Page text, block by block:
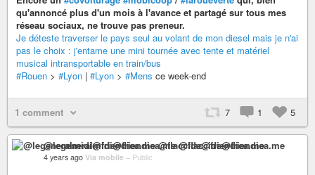
qu'annoncé plus d'un mois à l'avance et partagé sur tous mes
réseau sociaux, ne trouve pas preneur.
Je déteste traverser le pays seul au volant de mon diesel mais je n'ai
pas le choix : j'entame une mini tournée avec tente et matériel
musical intransportable en train/bus
#Rouen > #Lyon | #Lyon > #Mens ce week-end
1 comment 7 1 5
@legeneralmidi@friendica.me @flaccide@friendica.me
4 years ago Via mobile – Public